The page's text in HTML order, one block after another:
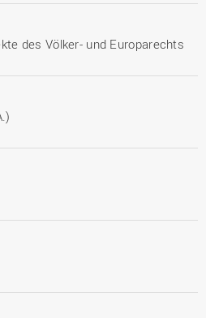
des Völker- und Europarechts